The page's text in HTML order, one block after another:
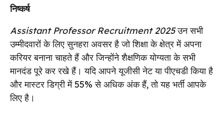
निष्कर्ष
Assistant Professor Recruitment 2025उन सभी
उम्मीदवारों के लिए सुनहरा अवसर है जो शिक्षा के क्षेत्र में अपना
करियर बनाना चाहते हैं और जिन्होंने शैक्षणिक योग्यता के सभी
मानदंड पूरे कर रखे हैं। यदि आपने यूजीसी नेट या पीएचडी किया है
और मास्टर डिग्री में 55% से अधिक अंक हैं, तो यह भर्ती आपके
लिए है।